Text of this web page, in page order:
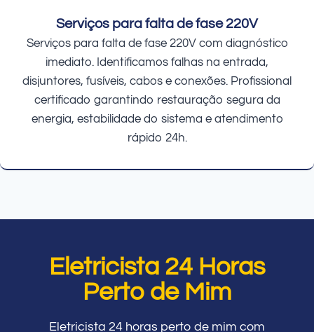
Serviços para falta de fase 220V
Serviços para falta de fase 220V com diagnóstico
imediato. Identificamos falhas na entrada,
disjuntores, fusíveis, cabos e conexões. Profissional
certificado garantindo restauração segura da
energia, estabilidade do sistema e atendimento
rápido 24h.
Eletricista 24 Horas
Perto de Mim
Eletricista 24 horas perto de mim com